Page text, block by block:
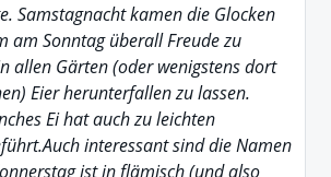
Samstagnacht kamen die Glocken
am Sonntag überall Freude zu
allen Gärten (oder wenigstens dort
Eier herunterfallen zu lassen.
Ei hat auch zu leichten
interessant sind die Namen
ist in flämisch (und also